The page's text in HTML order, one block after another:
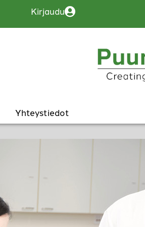
Kirjaudu
Yhteystiedot